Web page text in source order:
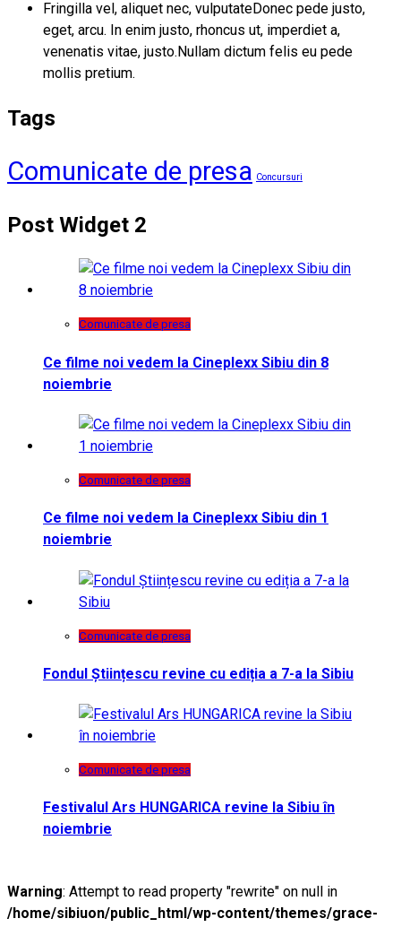
Fringilla vel, aliquet nec, vulputateDonec pede justo,
eget, arcu. In enim justo, rhoncus ut, imperdiet a,
venenatis vitae, justo.Nullam dictum felis eu pede
mollis pretium.
Tags
Comunicate de presa Concursuri
Post Widget 2
Comunicate de presa
Ce filme noi vedem la Cineplexx Sibiu din 8
noiembrie
Comunicate de presa
Ce filme noi vedem la Cineplexx Sibiu din 1
noiembrie
Comunicate de presa
Fondul Științescu revine cu ediția a 7-a la Sibiu
Comunicate de presa
Festivalul Ars HUNGARICA revine la Sibiu în
noiembrie
Warning: Attempt to read property "rewrite" on null in
/home/sibiuon/public_html/wp-content/themes/grace-